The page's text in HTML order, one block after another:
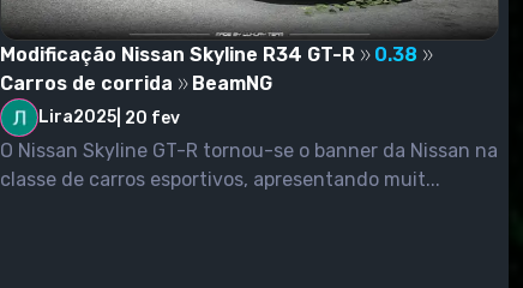
Modificação Nissan Skyline R34 GT-R
0.38
Carros de corrida
BeamNG
Lira2025 20 fev
O Nissan Skyline GT-R tornou-se o banner da Nissan na
classe de carros esportivos, apresentando muit...